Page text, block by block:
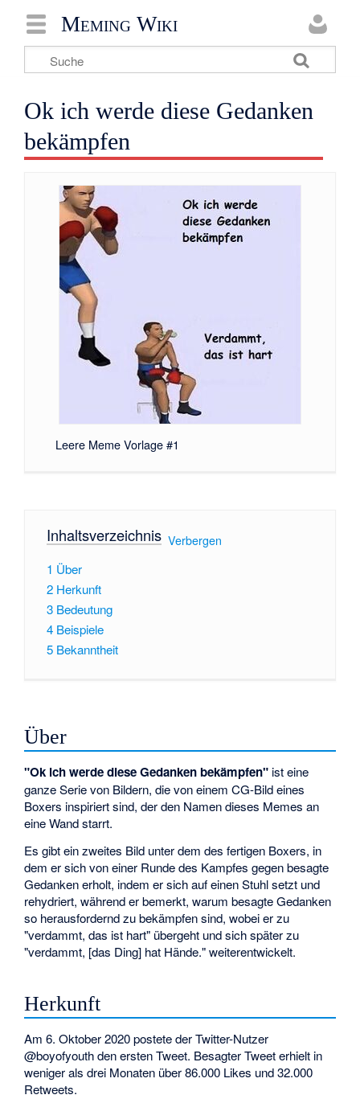
Meming Wiki
Ok ich werde diese Gedanken
bekämpfen
Leere Meme Vorlage #1
Inhaltsverzeichnis[ Verbergen
1 Über
2 Herkunft
3 Bedeutung
4 Beispiele
5 Bekanntheit
Über
"Ok ich werde diese Gedanken bekämpfen" ist eine
ganze Serie von Bildern, die von einem CG-Bild eines
Boxers inspiriert sind, der den Namen dieses Memes an
eine Wand starrt.
Es gibt ein zweites Bild unter dem des fertigen Boxers, in
dem er sich von einer Runde des Kampfes gegen besagte
Gedanken erholt, indem er sich auf einen Stuhl setzt und
rehydriert, während er bemerkt, warum besagte Gedanken
so herausfordernd zu bekämpfen sind, wobei er zu
"verdammt, das ist hart" übergeht und sich später zu
"verdammt, [das Ding] hat Hände." weiterentwickelt.
Herkunft
Am 6. Oktober 2020 postete der Twitter-Nutzer
@boyofyouth den ersten Tweet. Besagter Tweet erhielt in
weniger als drei Monaten über 86.000 Likes und 32.000
Retweets.